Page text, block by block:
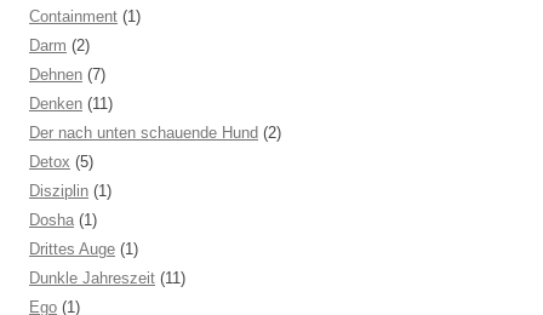
Containment (1)
Darm (2)
Dehnen (7)
Denken (11)
Der nach unten schauende Hund (2)
Detox (5)
Disziplin (1)
Dosha (1)
Drittes Auge (1)
Dunkle Jahreszeit (11)
Ego (1)